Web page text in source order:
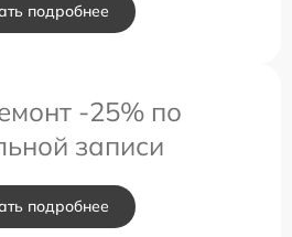
подробнее
-25% по
записи
подробнее